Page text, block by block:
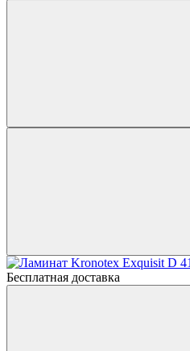
Бесплатная доставка